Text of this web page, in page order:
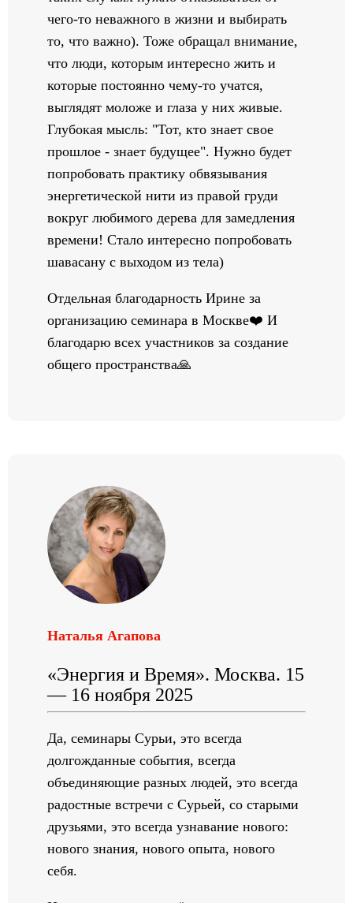
чего-то неважного в жизни и выбирать
то, что важно). Тоже обращал внимание,
что люди, которым интересно жить и
которые постоянно чему-то учатся,
выглядят моложе и глаза у них живые.
Глубокая мысль: "Тот, кто знает свое
прошлое - знает будущее". Нужно будет
попробовать практику обвязывания
энергетической нити из правой груди
вокруг любимого дерева для замедления
времени! Стало интересно попробовать
шавасану с выходом из тела)
Отдельная благодарность Ирине за
организацию семинара в Москве❤️ И
благодарю всех участников за создание
общего пространства🙏
Наталья Агапова
«Энергия и Время». Москва. 15
— 16 ноября 2025
Да, семинары Сурьи, это всегда
долгожданные события, всегда
объединяющие разных людей, это всегда
радостные встречи с Сурьей, со старыми
друзьями, это всегда узнавание нового:
нового знания, нового опыта, нового
себя.